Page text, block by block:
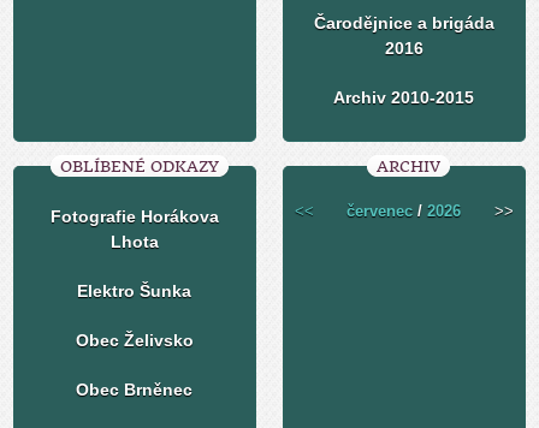
Čarodějnice a brigáda
2016
Archiv 2010-2015
OBLÍBENÉ ODKAZY
Fotografie Horákova
Lhota
Elektro Šunka
Obec Želivsko
Obec Brněnec
ARCHIV
<< červenec /2026 >>